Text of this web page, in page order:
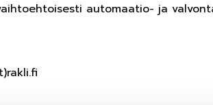
automaatio- ja